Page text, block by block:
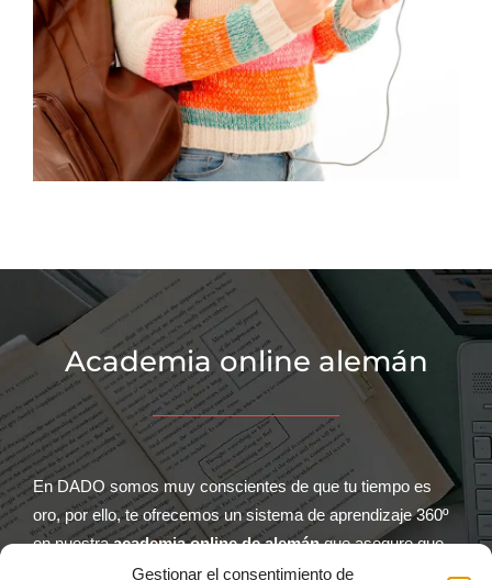
Gestionar el consentimiento de
Academia online alemán
En DADO somos muy conscientes de que tu tiempo es
oro, por ello, te ofrecemos un sistema de aprendizaje 360º
en nuestraacademia online de alemánque asegure que
consigues tus objetivos y además disfrutes del camino.